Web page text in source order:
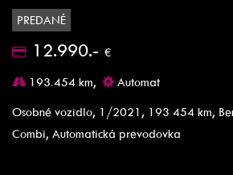
PREDANÉ
12.990.- €
193.454 km,
Automat
Osobné vozidlo, 1/2021, 193 454 km,
Combi, Automatická prevodovka